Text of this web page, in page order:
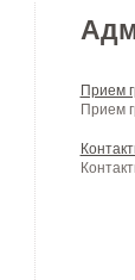
Прием
Прием